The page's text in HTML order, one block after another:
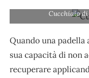
Cucchiaio
Quando una
sua capacità di non
recuperare